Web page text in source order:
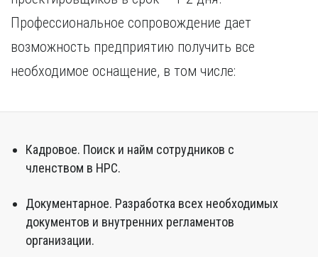
Профессиональное сопровождение дает
возможность предприятию получить все
необходимое оснащение, в том числе:
Кадровое. Поиск и найм сотрудников с
членством в НРС.
Документарное. Разработка всех необходимых
документов и внутренних регламентов
организации.